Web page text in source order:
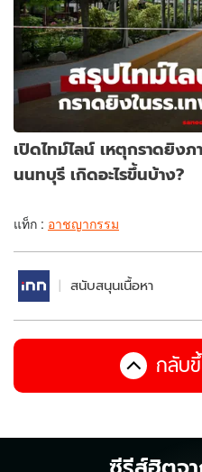
เปิดไทม์ไลน์ เหตุกราดยิงภ
นนทบุรี เกิดอะไรขึ้นบ้าง?
แท็ก : อาชญากรรม
สนับสนุนเนื้อหา
กลับ